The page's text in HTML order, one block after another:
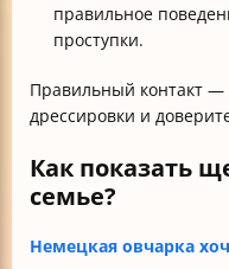
правильное
проступки.
Правильный контакт —
дрессировки и
Как показать
семье?
Немецкая овчарка